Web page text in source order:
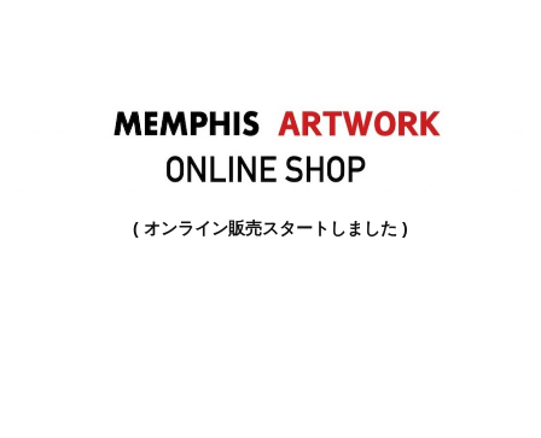
( オンライン販売スタートしました )